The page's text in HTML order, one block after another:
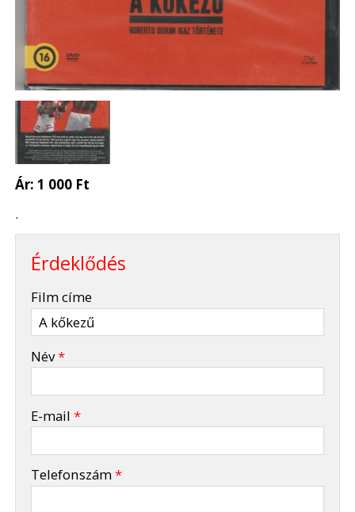
Ár:1 000 Ft
.
Érdeklődés
Film címe
Név*
E-mail*
Telefonszám*